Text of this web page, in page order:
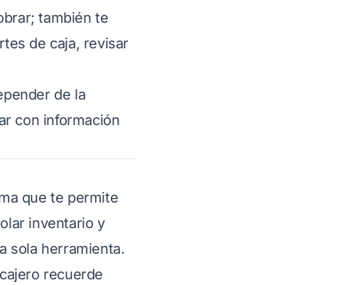
también te
de caja, revisar
de la
con información
que te permite
inventario y
sola herramienta.
recuerde